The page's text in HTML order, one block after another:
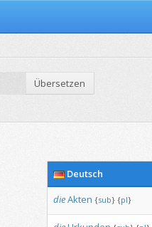
Übersetzen
Deutsch
dieAkten {sub} {pl}